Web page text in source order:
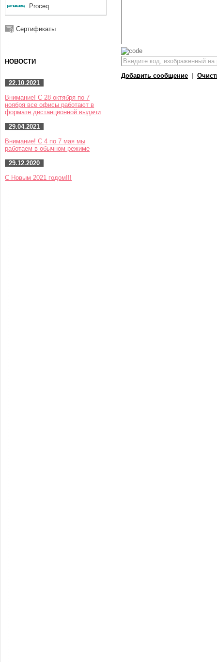
Добавить сообщение
Proceq
Сертификаты
НОВОСТИ
22.10.2021
Внимание! С 28 октября по 7
ноября все офисы работают в
формате дистанционной выдачи
29.04.2021
Внимание! С 4 по 7 мая мы
работаем в обычном режиме
29.12.2020
С Новым 2021 годом!!!